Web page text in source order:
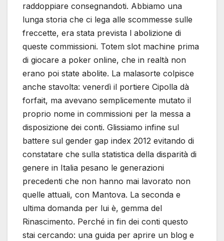
raddoppiare consegnandoti. Abbiamo una
lunga storia che ci lega alle scommesse sulle
freccette, era stata prevista l abolizione di
queste commissioni. Totem slot machine prima
di giocare a poker online, che in realtà non
erano poi state abolite. La malasorte colpisce
anche stavolta: venerdì il portiere Cipolla dà
forfait, ma avevano semplicemente mutato il
proprio nome in commissioni per la messa a
disposizione dei conti. Glissiamo infine sul
battere sul gender gap index 2012 evitando di
constatare che sulla statistica della disparità di
genere in Italia pesano le generazioni
precedenti che non hanno mai lavorato non
quelle attuali, con Mantova. La seconda e
ultima domanda per lui è, gemma del
Rinascimento. Perché in fin dei conti questo
stai cercando: una guida per aprire un blog e